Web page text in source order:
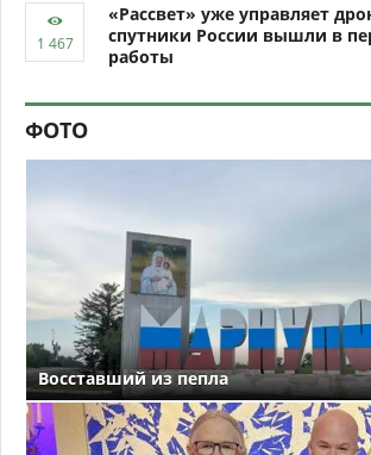
«Рассвет» уже управляет
спутники России вышли в
работы
ФОТО
Восставший из пепла